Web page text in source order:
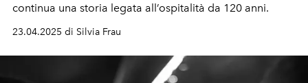
continua una storia legata all’ospitalità da 120 anni.
23.04.2025 di Silvia Frau